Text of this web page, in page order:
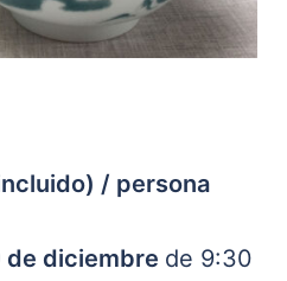
/ persona
de diciembre de 9:30